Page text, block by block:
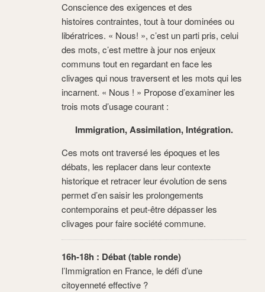
Conscience des exigences et des
histoires contraintes, tout à tour dominées ou
libératrices. « Nous! », c’est un parti pris, celui
des mots, c’est mettre à jour nos enjeux
communs tout en regardant en face les
clivages qui nous traversent et les mots qui les
incarnent. « Nous ! » Propose d’examiner les
trois mots d’usage courant :
Immigration, Assimilation, Intégration.
Ces mots ont traversé les époques et les
débats, les replacer dans leur contexte
historique et retracer leur évolution de sens
permet d’en saisir les prolongements
contemporains et peut-être dépasser les
clivages pour faire société commune.
16h-18h : Débat (table ronde)
l’Immigration en France, le défi d’une
citoyenneté effective ?